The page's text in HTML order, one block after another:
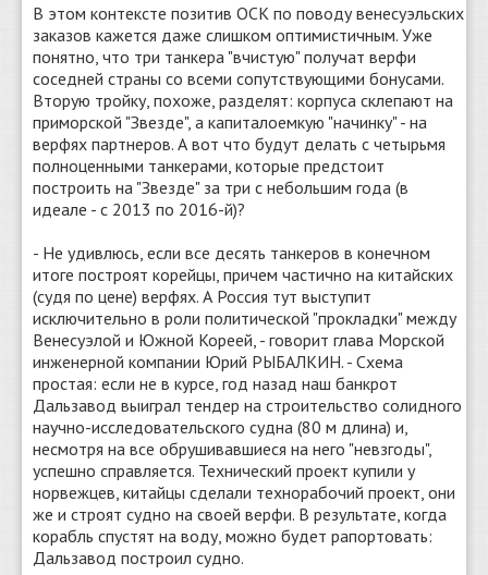
В этом контексте позитив ОСК по поводу венесуэльских
заказов кажется даже слишком оптимистичным. Уже
понятно, что три танкера "вчистую" получат верфи
соседней страны со всеми сопутствующими бонусами.
Вторую тройку, похоже, разделят: корпуса склепают на
приморской "Звезде", а капиталоемкую "начинку" - на
верфях партнеров. А вот что будут делать с четырьмя
полноценными танкерами, которые предстоит
построить на "Звезде" за три с небольшим года (в
идеале - с 2013 по 2016-й)?
- Не удивлюсь, если все десять танкеров в конечном
итоге построят корейцы, причем частично на китайских
(судя по цене) верфях. А Россия тут выступит
исключительно в роли политической "прокладки" между
Венесуэлой и Южной Кореей, - говорит глава Морской
инженерной компании Юрий РЫБАЛКИН. - Схема
простая: если не в курсе, год назад наш банкрот
Дальзавод выиграл тендер на строительство солидного
научно-исследовательского судна (80 м длина) и,
несмотря на все обрушивавшиеся на него "невзгоды",
успешно справляется. Технический проект купили у
норвежцев, китайцы сделали технорабочий проект, они
же и строят судно на своей верфи. В результате, когда
корабль спустят на воду, можно будет рапортовать:
Дальзавод построил судно.